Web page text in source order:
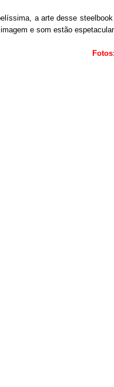
a arte desse
e som estão
Fotos: